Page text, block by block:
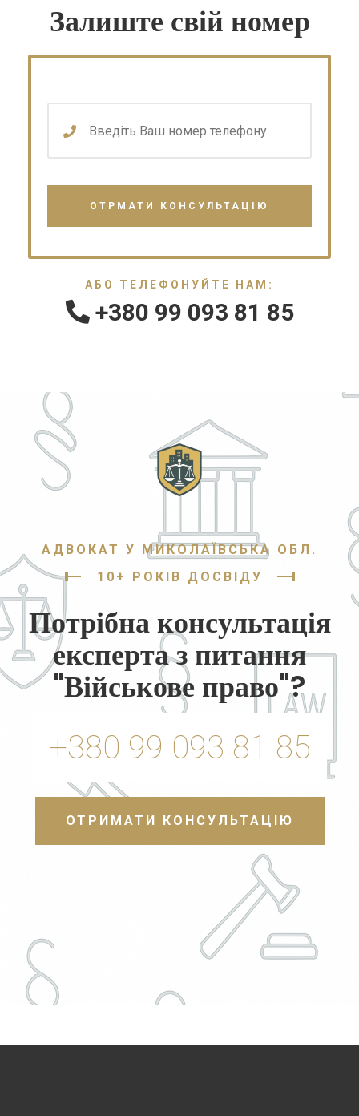
Залиште свій номер
АБО ТЕЛЕФОНУЙТЕ НАМ:
+380 99 093 81 85
АДВОКАТ У МИКОЛАЇВСЬКА ОБЛ.
10+ РОКІВ ДОСВІДУ
Потрібна консультація
експерта з питання
"Військове право"?
+380 99 093 81 85
ОТРИМАТИ КОНСУЛЬТАЦІЮ